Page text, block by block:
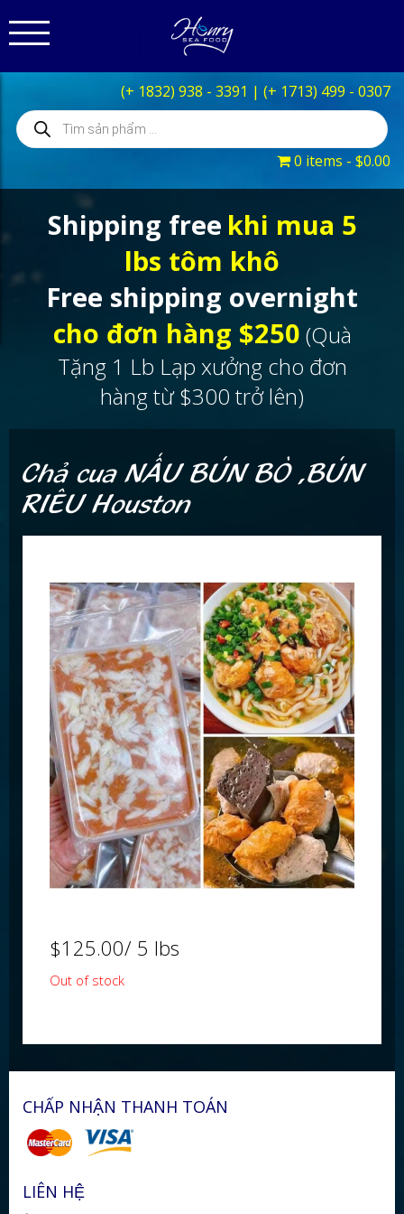
(+ 1832) 938 - 3391 | (+ 1713) 499 - 0307
Products
search
0 items
$0.00
Shipping free khi mua 5
lbs tôm khô
Free shipping overnight
cho đơn hàng $250 (Quà
Tặng 1 Lb Lạp xưởng cho đơn
hàng từ $300 trở lên)
Chả cua NẤU BÚN BÒ ,BÚN
RIÊU Houston
$125.00/ 5 lbs
Out of stock
CHẤP NHẬN THANH TOÁN
LIÊN HỆ